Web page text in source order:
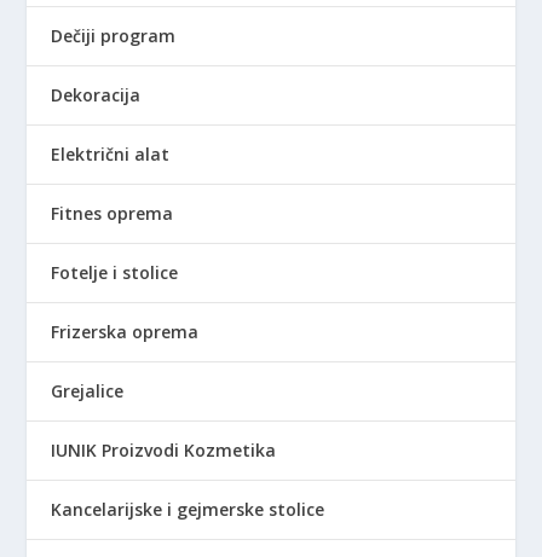
Dečiji program
Dekoracija
Električni alat
Fitnes oprema
Fotelje i stolice
Frizerska oprema
Grejalice
IUNIK Proizvodi Kozmetika
Kancelarijske i gejmerske stolice